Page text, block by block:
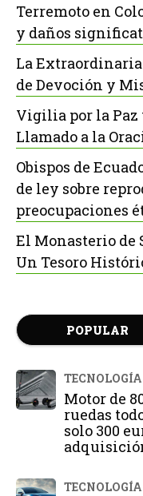
Terremoto en
y daños
La
de Devoción y
Vigilia por la Paz
Llamado a la
Obispos de
de ley sobre
preocupaciones
El Monasterio de
Un Tesoro
POPULAR
TECNOLOGÍA
Motor de
ruedas
solo 300
TECNOLOGÍA